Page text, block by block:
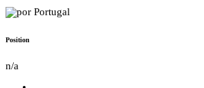
Portugal
Position
n/a